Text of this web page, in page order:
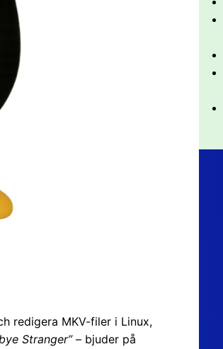
redigera MKV-filer i Linux,
Stranger”– bjuder på